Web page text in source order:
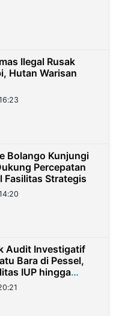
Ilegal Rusak
Hutan Warisan
Bolango Kunjungi
Percepatan
Fasilitas Strategis
Audit Investigatif
Bara di Pessel,
IUP hingga